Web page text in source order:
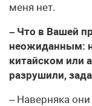
меня нет.
– Что в Вашей
неожиданным:
китайском или
разрушили,
– Наверняка